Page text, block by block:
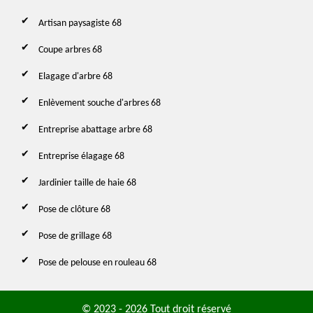
Artisan paysagiste 68
Coupe arbres 68
Elagage d'arbre 68
Enlèvement souche d'arbres 68
Entreprise abattage arbre 68
Entreprise élagage 68
Jardinier taille de haie 68
Pose de clôture 68
Pose de grillage 68
Pose de pelouse en rouleau 68
© 2023 - 2026 Tout droit réservé